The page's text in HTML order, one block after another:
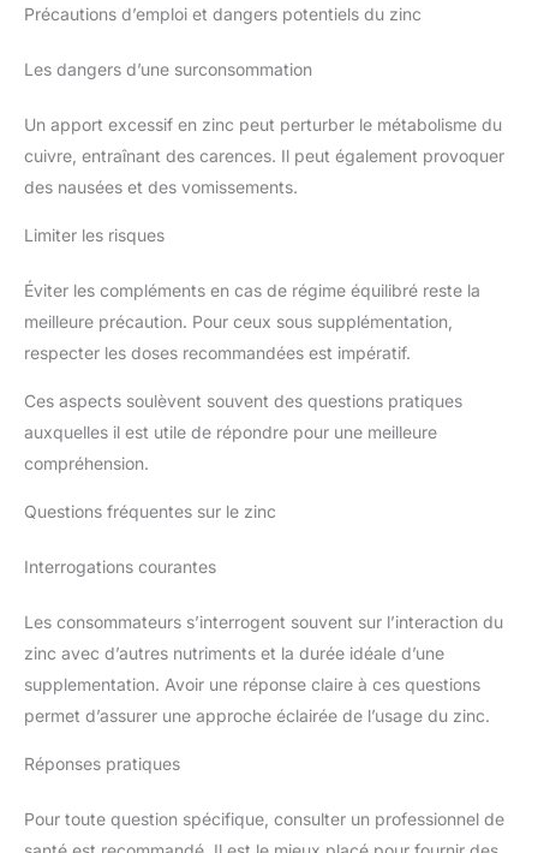
Précautions d’emploi et dangers potentiels du zinc
Les dangers d’une surconsommation
Un apport excessif en zinc peut perturber le métabolisme du
cuivre, entraînant des carences. Il peut également provoquer
des nausées et des vomissements.
Limiter les risques
Éviter les compléments en cas de régime équilibré reste la
meilleure précaution. Pour ceux sous supplémentation,
respecter les doses recommandées est impératif.
Ces aspects soulèvent souvent des questions pratiques
auxquelles il est utile de répondre pour une meilleure
compréhension.
Questions fréquentes sur le zinc
Interrogations courantes
Les consommateurs s’interrogent souvent sur l’interaction du
zinc avec d’autres nutriments et la durée idéale d’une
supplementation. Avoir une réponse claire à ces questions
permet d’assurer une approche éclairée de l’usage du zinc.
Réponses pratiques
Pour toute question spécifique, consulter un professionnel de